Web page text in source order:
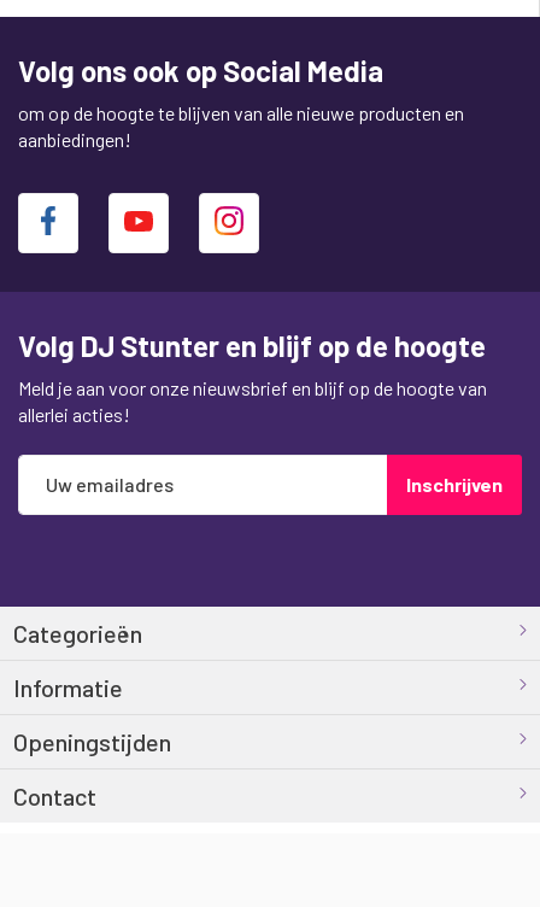
Volg ons ook op Social Media
om op de hoogte te blijven van alle nieuwe producten en
aanbiedingen!
Volg DJ Stunter en blijf op de hoogte
Meld je aan voor onze nieuwsbrief en blijf op de hoogte van
allerlei acties!
Abonneer
op
Inschrijven
Categorieën
Informatie
Openingstijden
Contact